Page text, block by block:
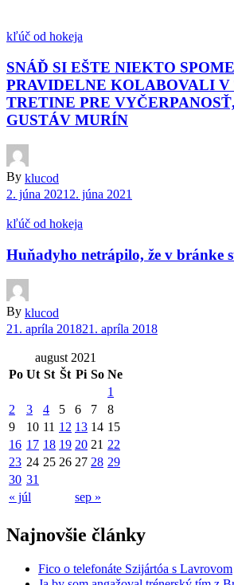
kľúč od hokeja
SNÁĎ SI EŠTE NIEKTO
PRAVIDELNE KOLABOVALI V
TRETINE PRE
GUSTÁV MURÍN
By klucod
2. júna 2021 2. júna 2021
kľúč od hokeja
Huňadyho netrápilo, že v bránke
By klucod
21. apríla 201821. apríla 2018
august 2021
Po Ut St Št Pi So Ne
« júl sep »
1
2
3 4 5 6 7
8
9
10 11 12 13 14 15
16 17 18 19 20 21 22
23 24 25 26 27 28 29
30 31
Najnovšie články
Fico o telefonáte Szijártóa s Lavrovom